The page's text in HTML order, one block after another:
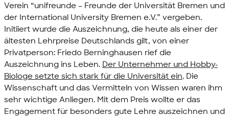
Verein “unifreunde – Freunde der Universität Bremen und
der International University Bremen e.V.” vergeben.
Initiiert wurde die Auszeichnung, die heute als einer der
ältesten Lehrpreise Deutschlands gilt, von einer
Privatperson: Friedo Berninghausen rief die
Auszeichnung ins Leben. Der Unternehmer und Hobby-
Biologe setzte sich stark für die Universität ein. Die
Wissenschaft und das Vermitteln von Wissen waren ihm
sehr wichtige Anliegen. Mit dem Preis wollte er das
Engagement für besonders gute Lehre auszeichnen und